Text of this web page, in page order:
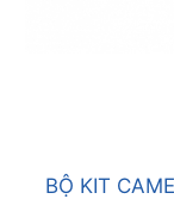
BỘ KIT